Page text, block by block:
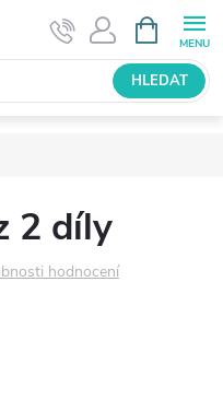
NÁKUPNÍ
KOŠÍK
HLEDAT
2 díly
hodnocení